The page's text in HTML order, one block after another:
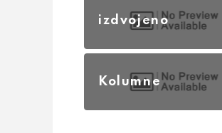
izdvojeno
Kolumne